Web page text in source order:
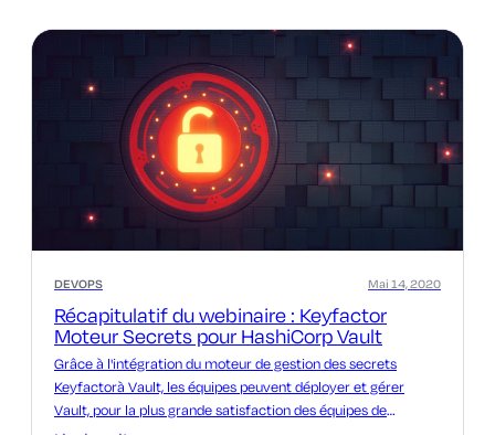
DEVOPS
Récapitulatif du webinaire : Keyfactor
Moteur Secrets pour HashiCorp Vault
Mai 14, 2020
Grâce à l'intégration du moteur de gestion des secrets
Keyfactorà Vault, les équipes peuvent déployer et gérer
Vault, pour la plus grande satisfaction des équipes de